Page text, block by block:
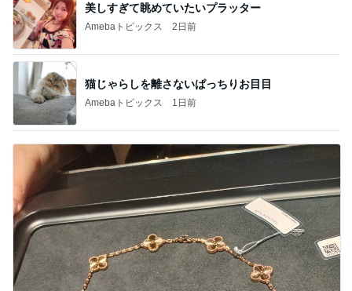
美しすぎて眺めていたいプラッター
Amebaトピックス 2日前
猫じゃらしを離さないぱっちりお目目
Amebaトピックス 1日前